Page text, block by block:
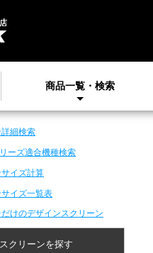
商品一覧・検索
スクリーンを探す